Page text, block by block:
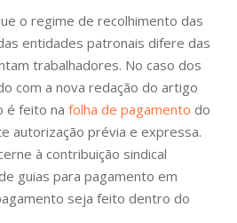
o regime de recolhimento das
entidades patronais difere das
trabalhadores. No caso dos
com a nova redação do artigo
é feito na folha de pagamento do
autorização prévia e expressa.
à contribuição sindical
guias para pagamento em
seja feito dentro do